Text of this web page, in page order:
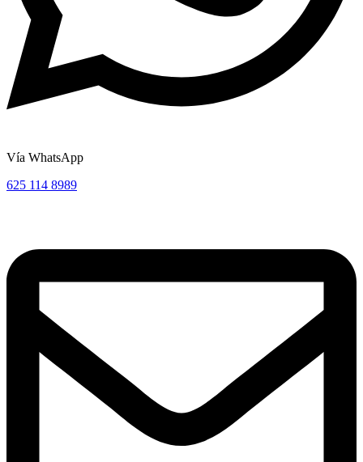
Vía WhatsApp
625 114 8989